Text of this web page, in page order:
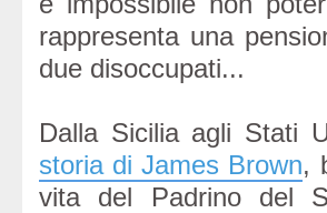
rappresenta una
due disoccupati...
Dalla Sicilia agli Stati
storia di James Brown,
vita del Padrino del